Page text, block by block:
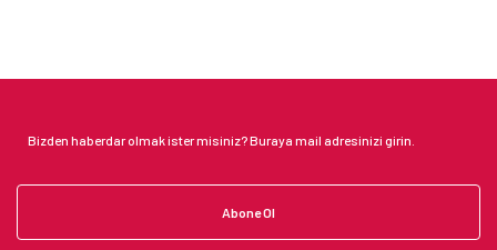
Abone Ol